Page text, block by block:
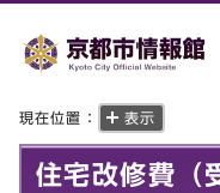
現在位置： 表示
住宅改修費（